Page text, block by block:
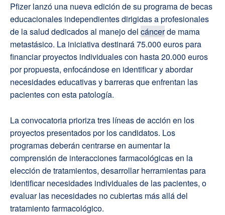
Pfizer lanzó una nueva edición de su programa de becas
educacionales independientes dirigidas a profesionales
de la salud dedicados al manejo del cáncerde mama
metastásico. La iniciativa destinará 75.000 euros para
financiar proyectos individuales con hasta 20.000 euros
por propuesta, enfocándose en identificar y abordar
necesidades educativas y barreras que enfrentan las
pacientes con esta patología.
La convocatoria prioriza tres líneas de acción en los
proyectos presentados por los candidatos. Los
programas deberán centrarse en aumentar la
comprensión de interacciones farmacológicas en la
elección de tratamientos, desarrollar herramientas para
identificar necesidades individuales de las pacientes, o
evaluar las necesidades no cubiertas más allá del
tratamiento farmacológico.